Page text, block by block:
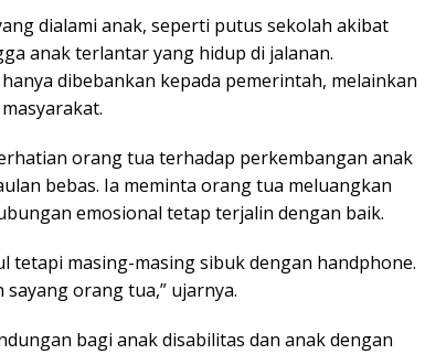
dialami anak, seperti putus sekolah akibat
anak terlantar yang hidup di jalanan.
dibebankan kepada pemerintah, melainkan
orang tua terhadap perkembangan anak
bebas. Ia meminta orang tua meluangkan
emosional tetap terjalin dengan baik.
tetapi masing-masing sibuk dengan handphone.
orang tua,” ujarnya.
bagi anak disabilitas dan anak dengan